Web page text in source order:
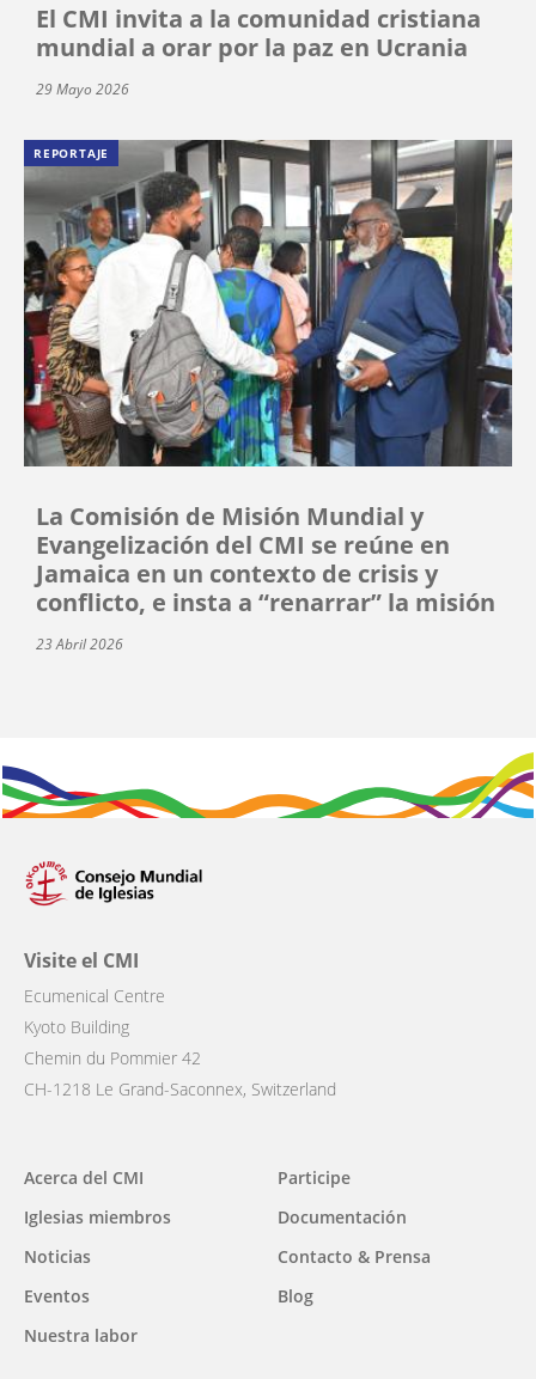
El CMI invita a la comunidad cristiana
mundial a orar por la paz en Ucrania
29 Mayo 2026
REPORTAJE
La Comisión de Misión Mundial y
Evangelización del CMI se reúne en
Jamaica en un contexto de crisis y
conflicto, e insta a “renarrar” la misión
23 Abril 2026
Visite el CMI
Ecumenical Centre
Kyoto Building
Chemin du Pommier 42
CH-1218 Le Grand-Saconnex, Switzerland
Main
navigation
Acerca del CMI
Iglesias miembros
Noticias
Eventos
Nuestra labor
Participe
Documentación
Contacto & Prensa
Blog